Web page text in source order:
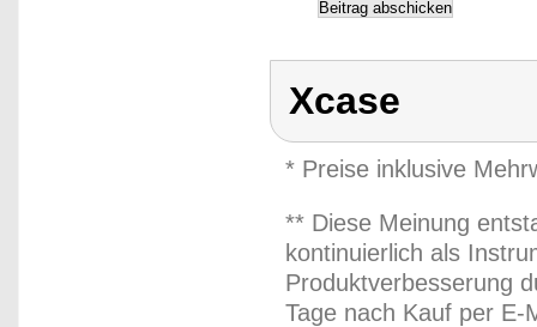
Xcase
* Preise inklusive
** Diese Meinung
kontinuierlich als
Produktverbesserung
Tage nach Kauf per E-